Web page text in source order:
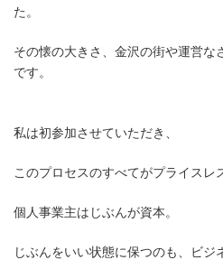
た。
その懐の大きさ、金沢の街や運営な
です。
私は初参加させていただき、
このプロセスのすべてがプライスレ
個人事業主はじぶんが資本。
じぶんをいい状態に保つのも、ビジ